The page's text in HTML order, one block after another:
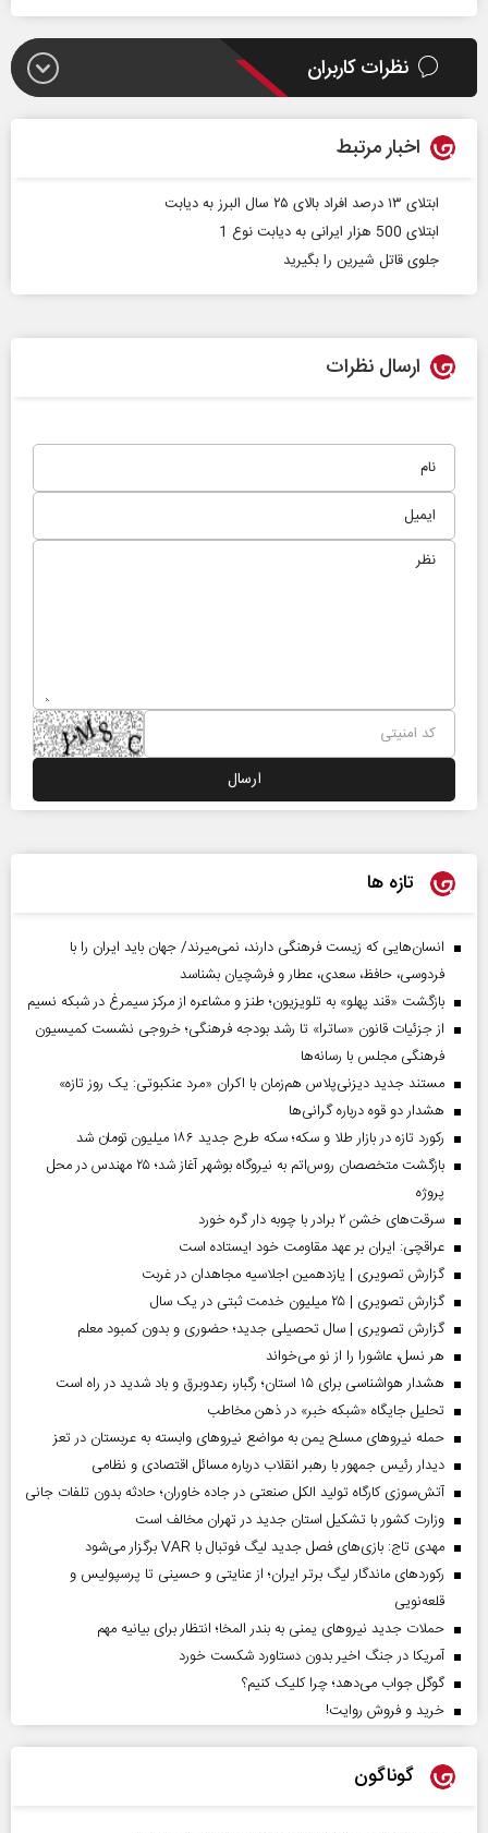
نظرات کاربران
اخبار مرتبط
ابتلای ۱۳ درصد افراد بالای ۲۵ سال البرز به دیابت
ابتلای 500 هزار ایرانی به دیابت نوع 1
جلوی قاتل شیرین را بگیرید
ارسال نظرات
تازه ها
انسان‌هایی که زیست فرهنگی دارند، نمی‌میرند/ جهان باید ایران را با
فردوسی، حافظ، سعدی، عطار و فرشچیان بشناسد
بازگشت «قند پهلو» به تلویزیون؛ طنز و مشاعره از مرکز سیمرغ در شبکه نسیم
از جزئیات قانون «ساترا» تا رشد بودجه فرهنگی؛ خروجی نشست کمیسیون
فرهنگی مجلس با رسانه‌ها
مستند جدید دیزنی‌پلاس هم‌زمان با اکران «مرد عنکبوتی: یک روز تازه»
هشدار دو قوه درباره گرانی‌ها
رکورد تازه در بازار طلا و سکه؛ سکه طرح جدید ۱۸۶ میلیون تومان شد
بازگشت متخصصان روس‌اتم به نیروگاه بوشهر آغاز شد؛ ۲۵ مهندس در محل
پروژه
سرقت‌های خشن ۲ برادر با چوبه دار گره خورد
عراقچی: ایران بر عهد مقاومت خود ایستاده است
گزارش تصویری | یازدهمین اجلاسیه مجاهدان در غربت
گزارش تصویری | ۲۵ میلیون خدمت ثبتی در یک سال
گزارش تصویری | سال تحصیلی جدید؛ حضوری و بدون کمبود معلم
هر نسل، عاشورا را از نو می‌خواند
هشدار هواشناسی برای ۱۵ استان؛ رگبار، رعدوبرق و باد شدید در راه است
تحلیل جایگاه «شبکه خبر» در ذهن مخاطب
حمله نیروهای مسلح یمن به مواضع نیروهای وابسته به عربستان در تعز
دیدار رئیس‌ جمهور با رهبر انقلاب درباره مسائل اقتصادی و نظامی
آتش‌سوزی کارگاه تولید الکل صنعتی در جاده خاوران؛ حادثه بدون تلفات جانی
وزارت کشور با تشکیل استان جدید در تهران مخالف است
مهدی تاج: بازی‌های فصل جدید لیگ فوتبال با VAR برگزار می‌شود
رکورد‌های ماندگار لیگ برتر ایران؛ از عنایتی و حسینی تا پرسپولیس و
قلعه‌نویی
حملات جدید نیروهای یمنی به بندر المخا؛ انتظار برای بیانیه مهم
آمریکا در جنگ اخیر بدون دستاورد شکست خورد
گوگل جواب می‌دهد؛ چرا کلیک کنیم؟
خرید و فروش روایت!
گوناگون